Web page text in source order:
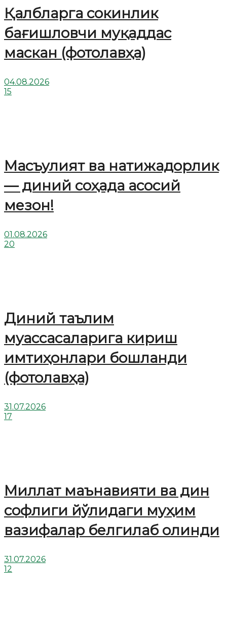
Қалбларга сокинлик
бағишловчи муқаддас
маскан (фотолавҳа)
04.08.2026
15
Масъулият ва натижадорлик
— диний соҳада асосий
мезон!
01.08.2026
20
Диний таълим
муассасаларига кириш
имтиҳонлари бошланди
(фотолавҳа)
31.07.2026
17
Миллат маънавияти ва дин
софлиги йўлидаги муҳим
вазифалар белгилаб олинди
31.07.2026
12